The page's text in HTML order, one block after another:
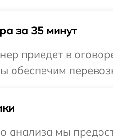
за 35 минут
приедет в
обеспечим
анализа мы